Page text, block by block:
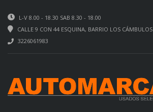
L-V 8.00 - 18.30 SAB 8.30 - 18.00
CALLE 9 CON 44 ESQUINA, BARRIO LOS CÁMBULOS
3226061983